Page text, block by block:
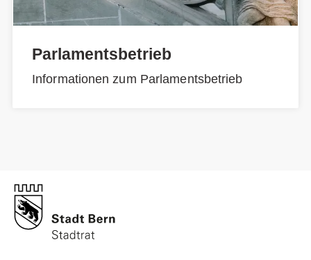
Parlamentsbetrieb
Informationen zum Parlamentsbetrieb